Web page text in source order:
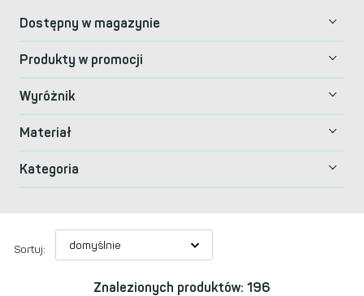
Dostępny w magazynie
Produkty w promocji
Wyróżnik
Materiał
Kategoria
Sortuj:
Znalezionych produktów: 196